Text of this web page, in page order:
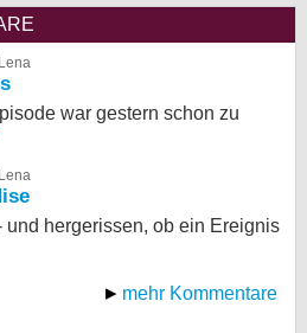
war gestern schon zu
und hergerissen, ob ein Ereignis
mehr Kommentare